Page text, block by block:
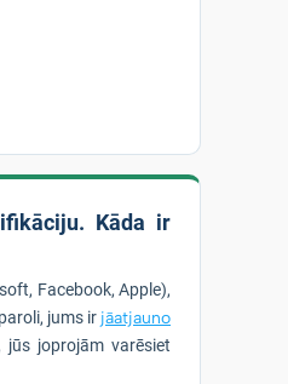
Kāda ir
Facebook, Apple),
jums ir jāatjauno
joprojām varēsiet